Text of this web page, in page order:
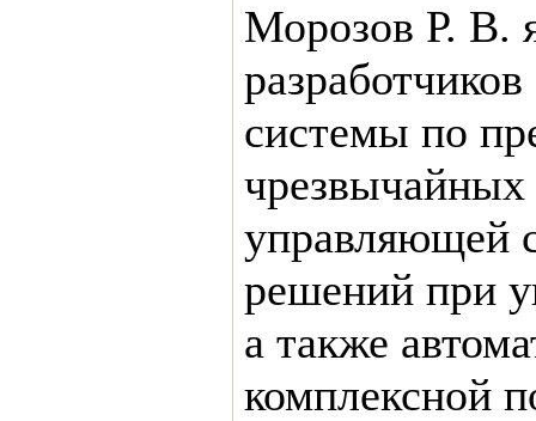
Морозов Р. В.
системы по
управляющей
решений при
а также
комплексной